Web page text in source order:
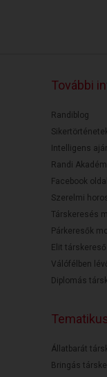
További
Randiblog
Intelligens
Randi
Facebook
Szerelmi
Társkeresés
Párkeresők
Elit társkereső
Válófélben
Diplomás
Állatbarát
Bringás